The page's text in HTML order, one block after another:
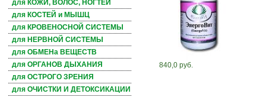
для КОЖИ, ВОЛОС, НОГТЕЙ
для КОСТЕЙ и МЫШЦ
для КРОВЕНОСНОЙ СИСТЕМЫ
для НЕРВНОЙ СИСТЕМЫ
для ОБМЕНа ВЕЩЕСТВ
для ОРГАНОВ ДЫХАНИЯ
для ОСТРОГО ЗРЕНИЯ
для ОЧИСТКИ И ДЕТОКСИКАЦИИ
840,0 руб.